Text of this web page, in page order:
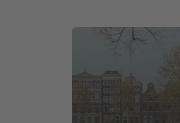
achtergrond of
Een bezoek aan
pand dat doordrenkt
de sfeervolle Grote
Bezoek je Rode